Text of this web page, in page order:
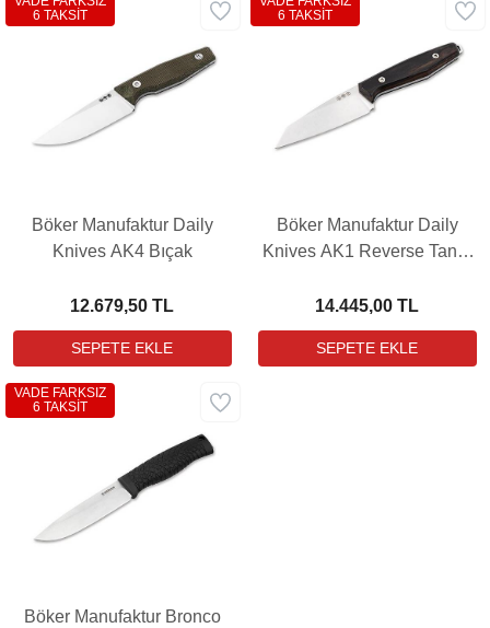
Böker Manufaktur Daily
Knives AK4 Bıçak
12.679,50 TL
6 TAKSİT
Böker Manufaktur Daily
Knives AK1 Reverse Tanto
14.445,00 TL
6 TAKSİT
Böker Manufaktur Bronco
VADE FARKSIZ
6 TAKSİT